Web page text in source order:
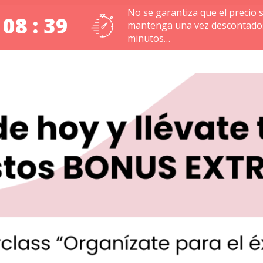
: 38
No se garantiza que el precio
mantenga una vez
minutos…